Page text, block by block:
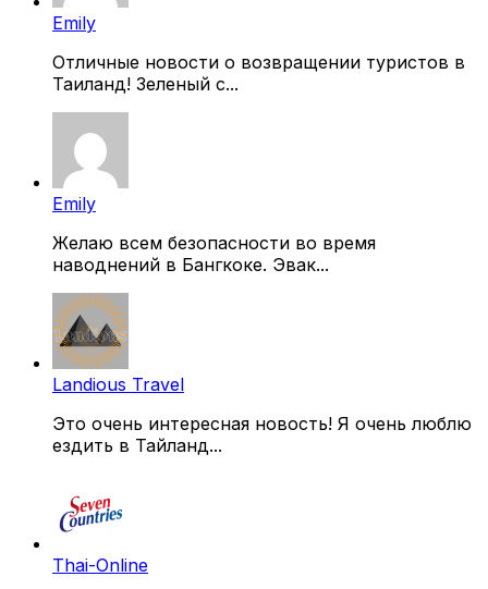
Emily
Отличные новости о возвращении туристов в
Таиланд! Зеленый с...
Emily
Желаю всем безопасности во время
наводнений в Бангкоке. Эвак...
Landious Travel
Это очень интересная новость! Я очень люблю
ездить в Тайланд...
Thai-Online